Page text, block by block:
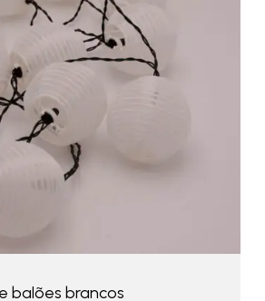
balões brancos